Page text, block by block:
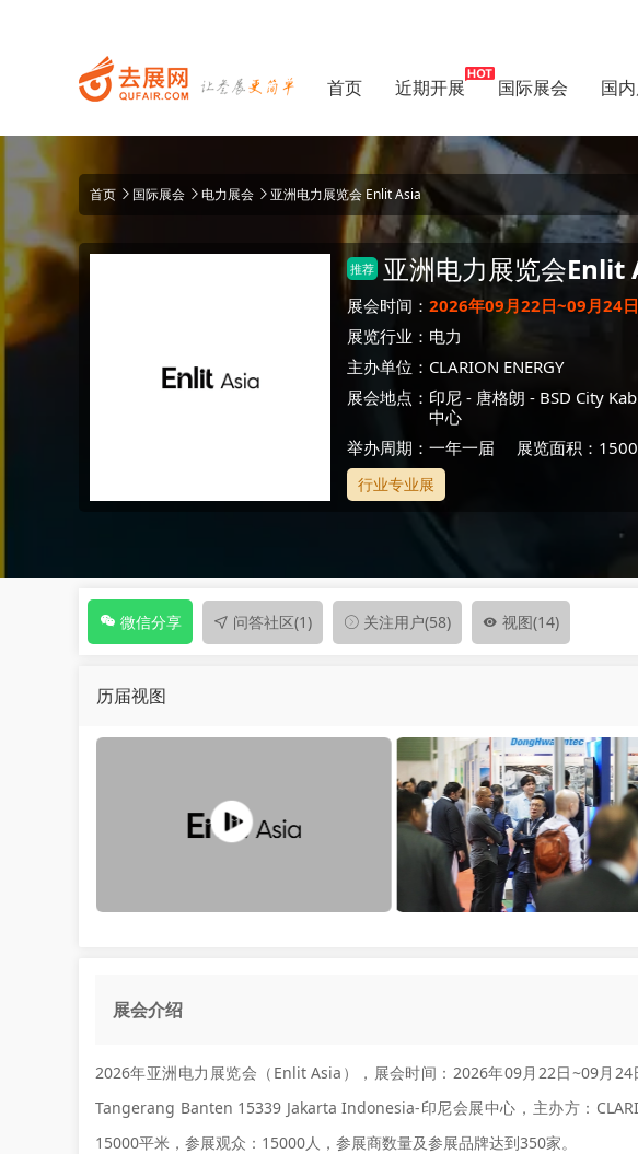
首页 近期开展 国际展会 国
首页 国际展会 电力展会 亚洲电力展览会 Enlit Asia
推荐 亚洲电力展览会Enlit
展会时间： 2026年09月22日~09月24日
展览行业： 电力
主办单位： CLARION ENERGY
展会地点： 印尼 - 唐格朗 - BSD City
中心
举办周期：一年一届
展览面积：
行业专业展
微信分享 问答社区(1) 关注用户(58) 视图(14)
历届视图
展会介绍
2026年亚洲电力展览会（Enlit Asia），展会时间：2026年09月22日~09月
Tangerang Banten 15339 Jakarta Indonesia-印尼会展中心，主办方：
15000平米，参展观众：15000人，参展商数量及参展品牌达到350家。